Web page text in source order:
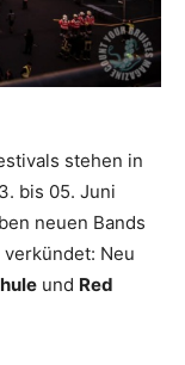
stehen in
bis 05. Juni
neuen Bands
Neu
und Red